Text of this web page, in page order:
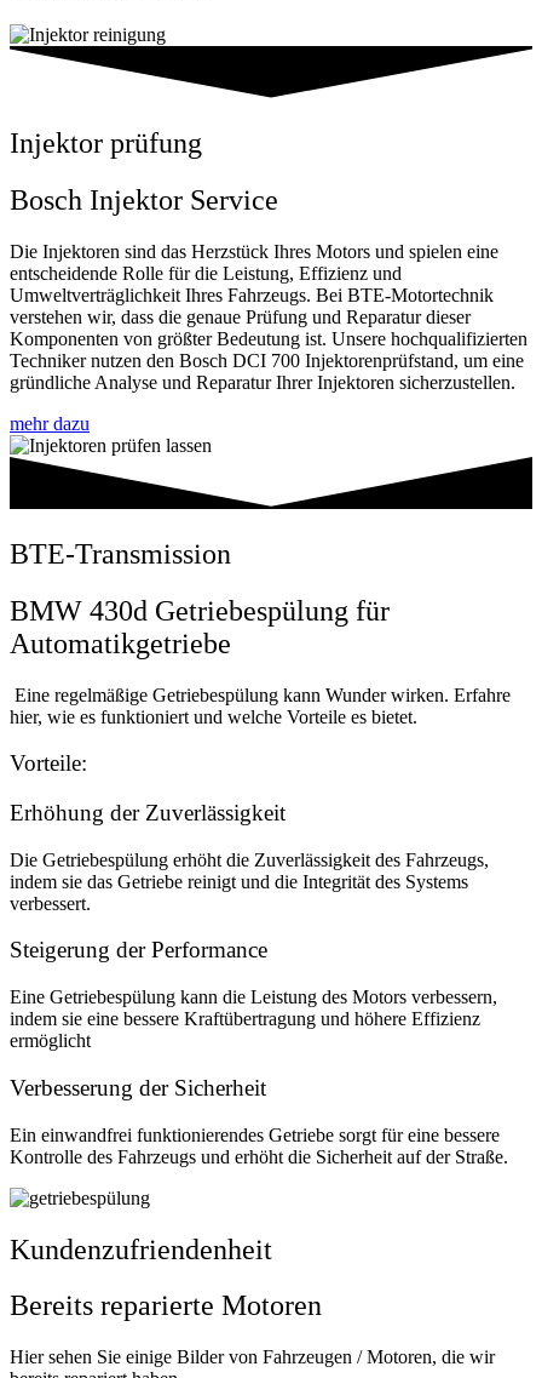
Injektor prüfung
Bosch Injektor Service
Die Injektoren sind das Herzstück Ihres Motors und spielen eine
entscheidende Rolle für die Leistung, Effizienz und
Umweltverträglichkeit Ihres Fahrzeugs. Bei BTE-Motortechnik
verstehen wir, dass die genaue Prüfung und Reparatur dieser
Komponenten von größter Bedeutung ist. Unsere hochqualifizierten
Techniker nutzen den Bosch DCI 700 Injektorenprüfstand, um eine
gründliche Analyse und Reparatur Ihrer Injektoren sicherzustellen.
mehr dazu
BTE-Transmission
BMW 430d Getriebespülung für
Automatikgetriebe
Eine regelmäßige Getriebespülung kann Wunder wirken. Erfahre
hier, wie es funktioniert und welche Vorteile es bietet.
Vorteile:
Erhöhung der Zuverlässigkeit
Die Getriebespülung erhöht die Zuverlässigkeit des Fahrzeugs,
indem sie das Getriebe reinigt und die Integrität des Systems
verbessert.
Steigerung der Performance
Eine Getriebespülung kann die Leistung des Motors verbessern,
indem sie eine bessere Kraftübertragung und höhere Effizienz
ermöglicht
Verbesserung der Sicherheit
Ein einwandfrei funktionierendes Getriebe sorgt für eine bessere
Kontrolle des Fahrzeugs und erhöht die Sicherheit auf der Straße.
Kundenzufriendenheit
Bereits reparierte Motoren
Hier sehen Sie einige Bilder von Fahrzeugen / Motoren, die wir